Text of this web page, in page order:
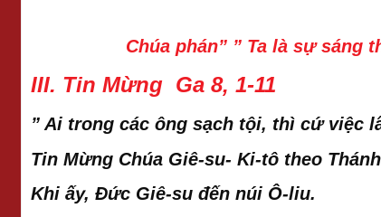
Chúa phán” ” Ta là sự sáng
III. Tin Mừng Ga 8, 1-11
” Ai trong các ông sạch tội, thì cứ việc
Tin Mừng Chúa Giê-su- Ki-tô theo
Khi ấy, Đức Giê-su đến núi Ô-liu.